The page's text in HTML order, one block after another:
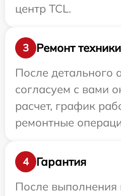
центр TCL.
3
Ремонт техники
После детального
согласуем с вами
расчет, график
ремонтные
4
Гарантия
После выполнения